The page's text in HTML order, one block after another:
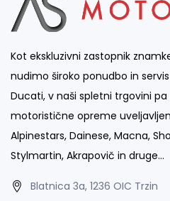
Kot ekskluzivni zastopnik
nudimo široko ponudbo in
Ducati, v naši spletni trgovini
motoristične opreme
Alpinestars, Dainese, Macna,
Stylmartin, Akrapovič in druge…
Blatnica 3a, 1236 OIC Trzin